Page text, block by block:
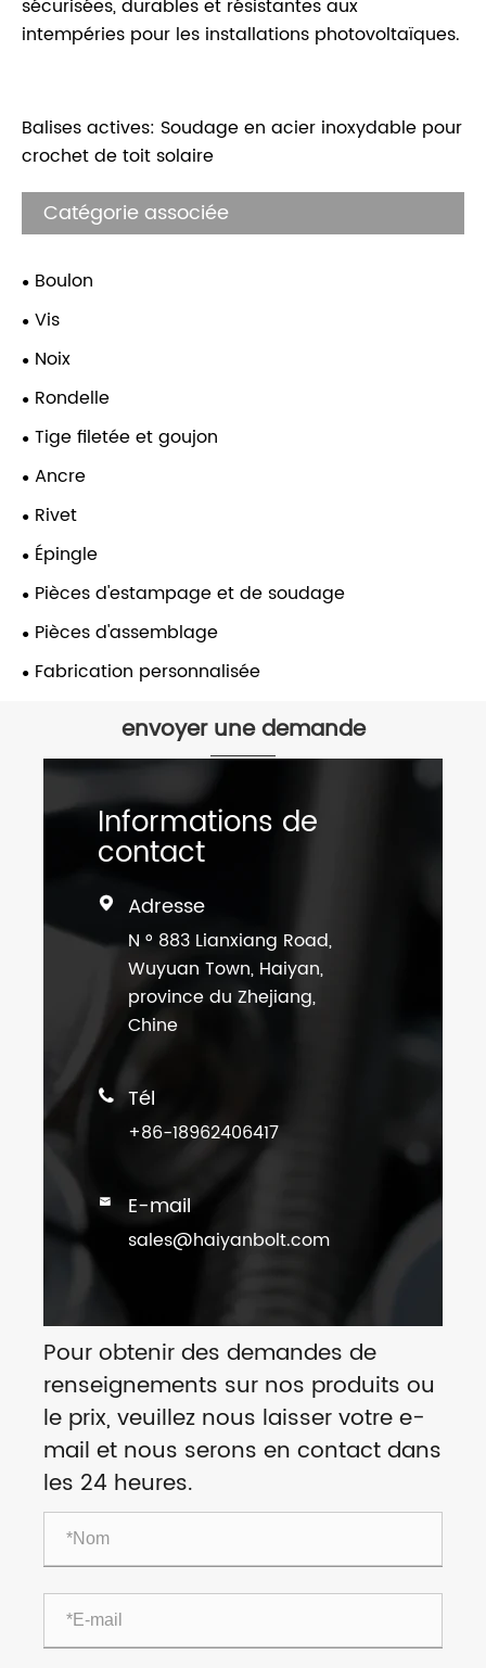
sécurisées, durables et résistantes aux
intempéries pour les installations photovoltaïques.
Balises actives: Soudage en acier inoxydable pour
crochet de toit solaire
Catégorie associée
Boulon
Vis
Noix
Rondelle
Tige filetée et goujon
Ancre
Rivet
Épingle
Pièces d'estampage et de soudage
Pièces d'assemblage
Fabrication personnalisée
envoyer une demande
Informations de
contact
 Adresse
N ° 883 Lianxiang Road,
Wuyuan Town, Haiyan,
province du Zhejiang,
Chine
 Tél
+86-18962406417
 E-mail
sales@haiyanbolt.com
Pour obtenir des demandes de
renseignements sur nos produits ou
le prix, veuillez nous laisser votre e-
mail et nous serons en contact dans
les 24 heures.